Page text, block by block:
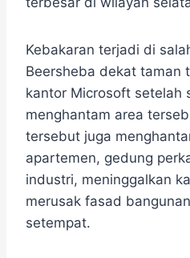
Kebakaran terjadi di
Beersheba dekat taman
kantor Microsoft setelah
menghantam area
tersebut juga
apartemen, gedung
industri, meninggalkan
merusak fasad
setempat.